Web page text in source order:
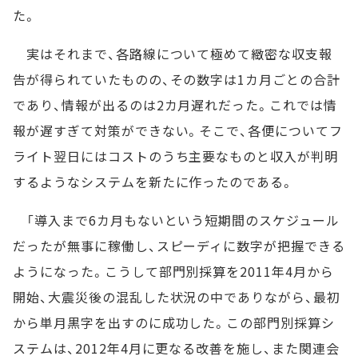
た。
実はそれまで、各路線について極めて緻密な収支報
告が得られていたものの、その数字は1カ月ごとの合計
であり、情報が出るのは2カ月遅れだった。これでは情
報が遅すぎて対策ができない。そこで、各便についてフ
ライト翌日にはコストのうち主要なものと収入が判明
するようなシステムを新たに作ったのである。
「導入まで6カ月もないという短期間のスケジュール
だったが無事に稼働し、スピーディに数字が把握できる
ようになった。こうして部門別採算を2011年4月から
開始、大震災後の混乱した状況の中でありながら、最初
から単月黒字を出すのに成功した。この部門別採算シ
ステムは、2012年4月に更なる改善を施し、また関連会